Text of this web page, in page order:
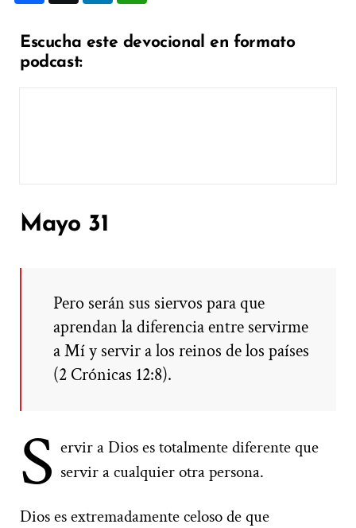
Escucha este devocional en formato
podcast:
Mayo 31
Pero serán sus siervos para que
aprendan la diferencia entre servirme
a Mí y servir a los reinos de los países
(2 Crónicas 12:8).
S ervir a Dios es totalmente diferente que
servir a cualquier otra persona.
Dios es extremadamente celoso de que